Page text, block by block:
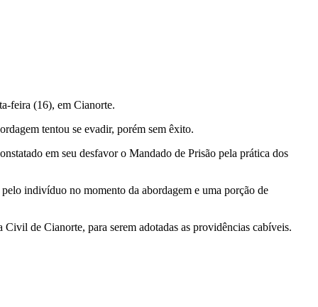
feira (16), em Cianorte.
tentou se evadir, porém sem êxito.
em seu desfavor o Mandado de Prisão pela prática dos
indivíduo no momento da abordagem e uma porção de
de Cianorte, para serem adotadas as providências cabíveis.